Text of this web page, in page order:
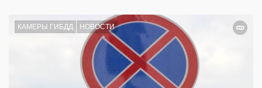
КАМЕРЫ ГИБДД НОВОСТИ